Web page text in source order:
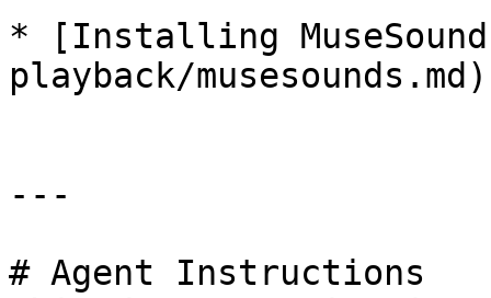
* [Installing
playback/musesounds.md)
---
# Agent Instructions